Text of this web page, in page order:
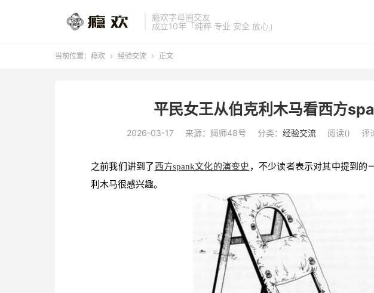
瘾欢字母圈交友
成立10年「纯粹 专业 安全 放心」
当前位置： 瘾欢  经验交流  正文
平民女王从伯克利木马看西方
2026-03-17 来源：绳师48号 分类： 经验交流 阅读() 评
之前我们讲到了 西方spank文化的演变史 ，不少读者表示对其中提到
利木马很感兴趣。